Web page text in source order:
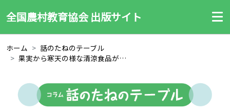
全国農村教育協会 出版サイト
ホーム
話のたねのテーブル
果実から寒天の様な清涼食品ができるカンテンイタビ（寒天イタビ）